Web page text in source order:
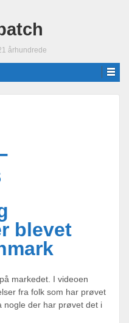
århundrede
blevet
markedet. I videoen
fra folk som har prøvet
nogle der har prøvet det i